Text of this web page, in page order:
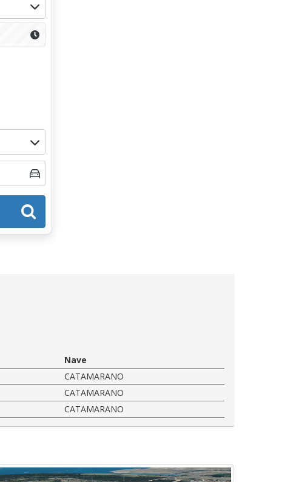
Nave
CATAMARANO
CATAMARANO
CATAMARANO